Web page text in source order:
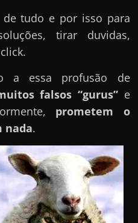
tudo e por isso para
tirar duvidas,
a essa profusão de
falsos “gurus”e
prometem o
nada.